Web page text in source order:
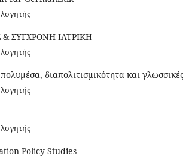
ΣΥΓΧΡΟΝΗ ΙΑΤΡΙΚΗ
διαπολιτισμικότητα και
Policy Studies